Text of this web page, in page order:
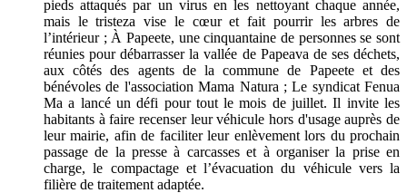
pieds attaqués par un virus en les nettoyant chaque année,
mais le tristeza vise le cœur et fait pourrir les arbres de
l’intérieur ; À Papeete, une cinquantaine de personnes se sont
réunies pour débarrasser la vallée de Papeava de ses déchets,
aux côtés des agents de la commune de Papeete et des
bénévoles de l'association Mama Natura ; Le syndicat Fenua
Ma a lancé un défi pour tout le mois de juillet. Il invite les
habitants à faire recenser leur véhicule hors d'usage auprès de
leur mairie, afin de faciliter leur enlèvement lors du prochain
passage de la presse à carcasses et à organiser la prise en
charge, le compactage et l’évacuation du véhicule vers la
filière de traitement adaptée.